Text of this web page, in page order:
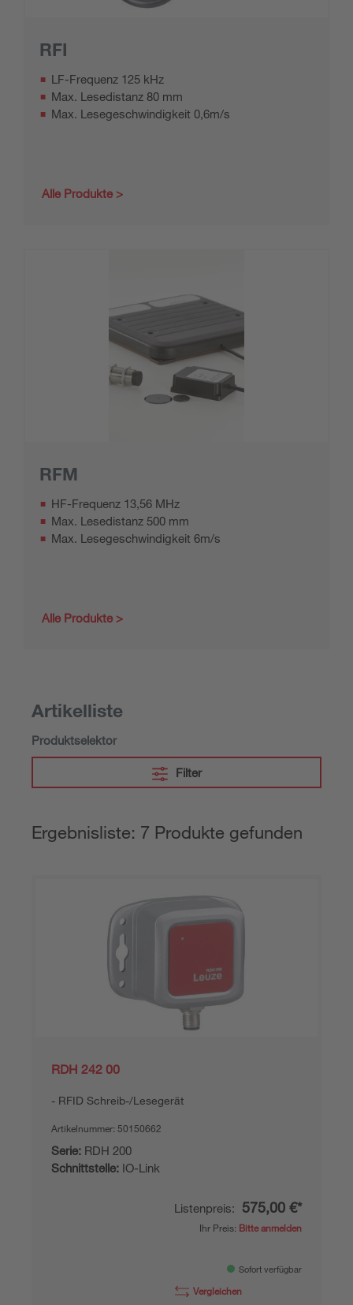
RFI
LF-Frequenz 125 kHz
Max. Lesedistanz 80 mm
Max. Lesegeschwindigkeit 0,6m/s
Alle Produkte
RFM
HF-Frequenz 13,56 MHz
Max. Lesedistanz 500 mm
Max. Lesegeschwindigkeit 6m/s
Alle Produkte
Artikelliste
Produktselektor
Filter
Ergebnisliste: 7 Produkte gefunden
RDH 242 00
RFID Schreib-/Lesegerät
Artikelnummer: 50150662
Serie: RDH 200
Schnittstelle: IO-Link
Listenpreis: 575,00 €*
Ihr Preis: Bitte anmelden
Sofort verfügbar
Vergleichen